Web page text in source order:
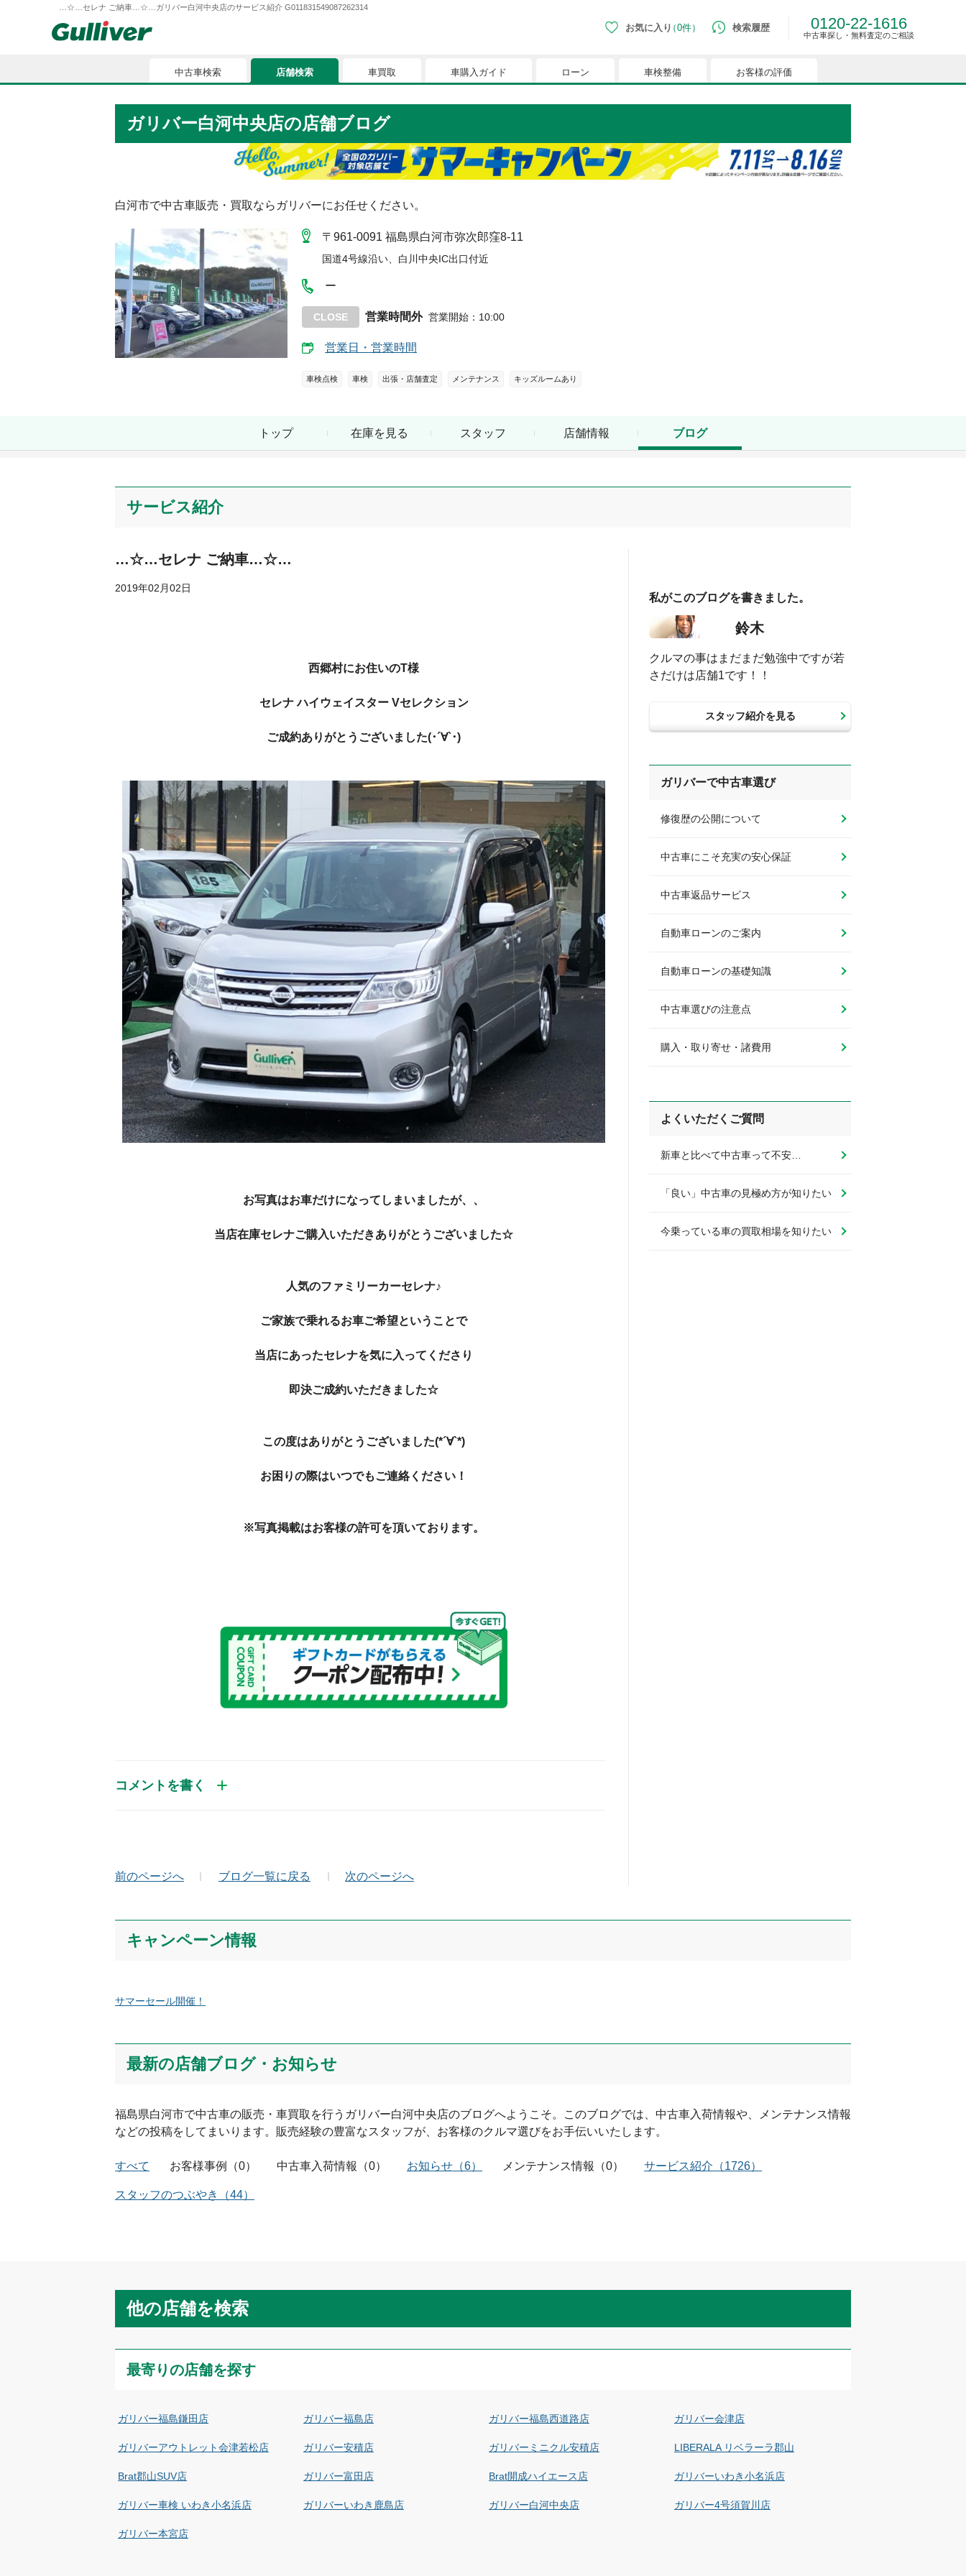
…☆…セレナ ご納車…☆…ガリバー白河中央店のサービス紹介 G011831549087262314
お気に入り 0件
中古車検索
お客様の評価
現在、お気に入りに登録されているおクルマはございません。
お気に入りに登録すると、あなただけのお気に入りのクルマリストでいつでも簡単に比較ができるようになります。
※「お気に入り」の登録を可能にするためにCookie機能を有効にしてください。
検索履歴 0120-22-1616
中古車探し・無料査定のご相談
中古車検索 店舗検索 車買取 車購入ガイド ローン 車検整備 お客様の評価
ガリバー白河中央店の店舗ブログ
白河市で中古車販売・買取ならガリバーにお任せください。
〒961-0091 福島県白河市弥次郎窪8-11
国道4号線沿い、白川中央IC出口付近
ー
CLOSE 営業時間外 営業開始 ： 10:00
営業日・営業時間
車検点検 車検 出張・店舗査定 メンテナンス キッズルームあり
トップ 在庫を見る スタッフ 店舗情報 ブログ
サービス紹介
…☆…セレナ ご納車…☆…
2019年02月02日
西郷村にお住いのT様
セレナ ハイウェイスター Vセレクション
ご成約ありがとうございました(･´∀`･)
お写真はお車だけになってしまいましたが、、
当店在庫セレナご購入いただきありがとうございました☆
人気のファミリーカーセレナ♪
ご家族で乗れるお車ご希望ということで
当店にあったセレナを気に入ってくださり
即決ご成約いただきました☆
この度はありがとうございました(*´∀`*)
お困りの際はいつでもご連絡ください！
※写真掲載はお客様の許可を頂いております。
コメントを書く
Captcha
投稿する
前のページへ ブログ一覧に戻る 次のページへ
私がこのブログを書きました。
鈴木
クルマの事はまだまだ勉強中ですが若
さだけは店舗1です！！
スタッフ紹介を見る
ガリバーで中古車選び
修復歴の公開について
中古車にこそ充実の安心保証
中古車返品サービス
自動車ローンのご案内
自動車ローンの基礎知識
中古車選びの注意点
購入・取り寄せ・諸費用
よくいただくご質問
新車と比べて中古車って不安…
「良い」中古車の見極め方が知りたい
今乗っている車の買取相場を知りたい
キャンペーン情報
サマーセール開催！
最新の店舗ブログ・お知らせ
福島県白河市で中古車の販売・車買取を行う ガリバー白河中央店のブログへようこそ。このブログでは、中古車入荷情報や、メンテナンス情報
などの投稿をしてまいります。販売経験の豊富なスタッフが、お客様のクルマ選びをお手伝いいたします。
すべて お客様事例 （0） 中古車入荷情報 （0） お知らせ （6） メンテナンス情報 （0） サービス紹介 （1726）
スタッフのつぶやき （44）
他の店舗を検索
最寄りの店舗を探す
ガリバー福島鎌田店 ガリバー福島店 ガリバー福島西道路店 ガリバー会津店
ガリバーアウトレット会津若松店 ガリバー安積店 ガリバーミニクル安積店 LIBERALA リベラーラ郡山
Brat郡山SUV店 ガリバー富田店 Brat開成ハイエース店 ガリバーいわき小名浜店
ガリバー車検 いわき小名浜店 ガリバーいわき鹿島店 ガリバー白河中央店 ガリバー4号須賀川店
ガリバー本宮店